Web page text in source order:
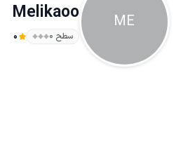
ME
Melikaoo
سطح ۰ 0